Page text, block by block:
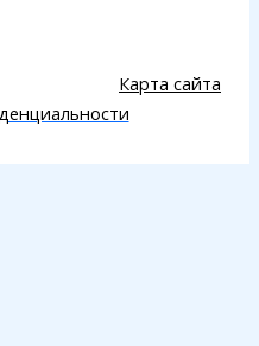
Карта сайта